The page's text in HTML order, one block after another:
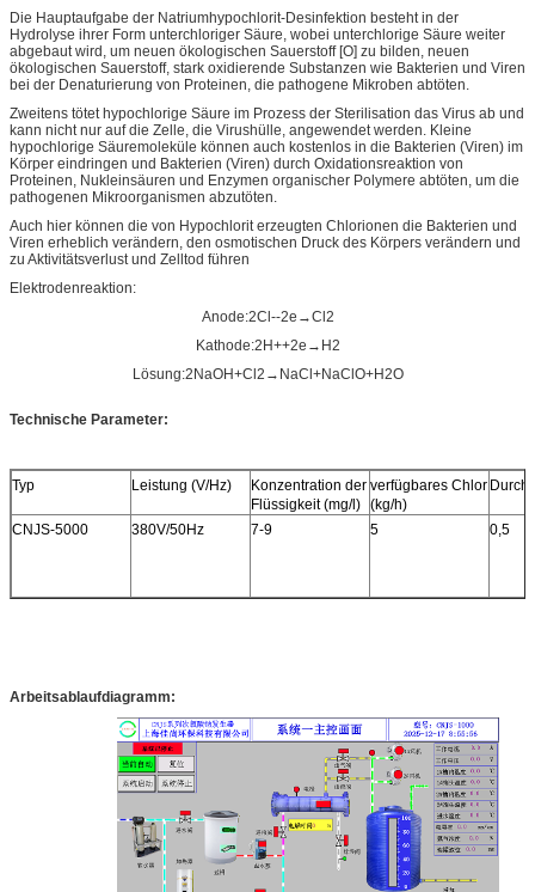
Die Hauptaufgabe der Natriumhypochlorit-Desinfektion besteht in der
Hydrolyse ihrer Form unterchloriger Säure, wobei unterchlorige Säure weiter
abgebaut wird, um neuen ökologischen Sauerstoff [O] zu bilden, neuen
ökologischen Sauerstoff, stark oxidierende Substanzen wie Bakterien und Viren
bei der Denaturierung von Proteinen, die pathogene Mikroben abtöten.
Zweitens tötet hypochlorige Säure im Prozess der Sterilisation das Virus ab und
kann nicht nur auf die Zelle, die Virushülle, angewendet werden. Kleine
hypochlorige Säuremoleküle können auch kostenlos in die Bakterien (Viren) im
Körper eindringen und Bakterien (Viren) durch Oxidationsreaktion von
Proteinen, Nukleinsäuren und Enzymen organischer Polymere abtöten, um die
pathogenen Mikroorganismen abzutöten.
Auch hier können die von Hypochlorit erzeugten Chlorionen die Bakterien und
Viren erheblich verändern, den osmotischen Druck des Körpers verändern und
zu Aktivitätsverlust und Zelltod führen
Elektrodenreaktion:
Anode:2Cl--2e→Cl2
Kathode:2H++2e→H2
Lösung:2NaOH+Cl2→NaCl+NaClO+H2O
Technische Parameter:
Typ Leistung (V/Hz)
Konzentration der
Flüssigkeit (mg/l)
verfügbares Chlor
(kg/h)
CNJS-5000 380V/50Hz 7-9 5 0,5
Arbeitsablaufdiagramm: